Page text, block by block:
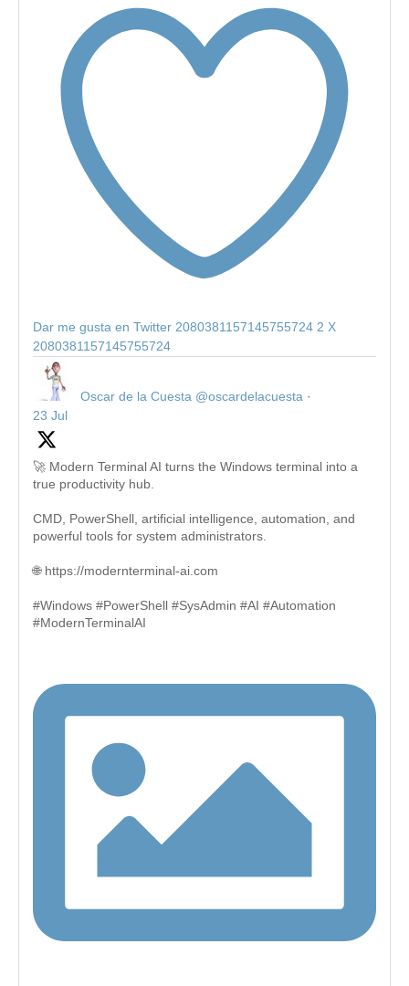
Dar me gusta en Twitter 2080381157145755724 2 X
2080381157145755724
Oscar de la Cuesta @oscardelacuesta ·
23 Jul
🚀 Modern Terminal AI turns the Windows terminal into a
true productivity hub.
CMD, PowerShell, artificial intelligence, automation, and
powerful tools for system administrators.
🌐 https://modernterminal-ai.com
#Windows #PowerShell #SysAdmin #AI #Automation
#ModernTerminalAI